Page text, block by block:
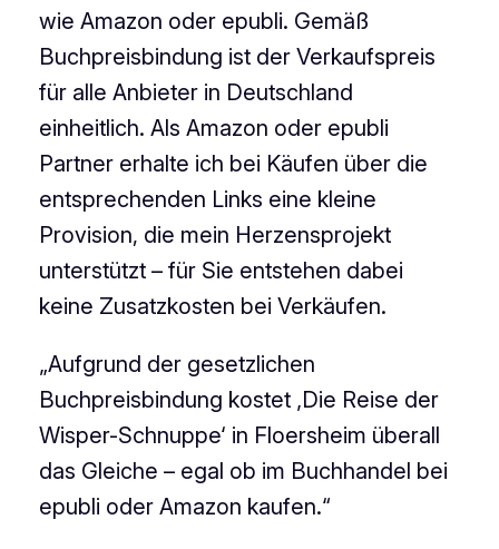
wie Amazon oder epubli. Gemäß
Buchpreisbindung ist der Verkaufspreis
für alle Anbieter in Deutschland
einheitlich. Als Amazon oder epubli
Partner erhalte ich bei Käufen über die
entsprechenden Links eine kleine
Provision, die mein Herzensprojekt
unterstützt – für Sie entstehen dabei
keine Zusatzkosten bei Verkäufen.
„Aufgrund der gesetzlichen
Buchpreisbindung kostet ‚Die Reise der
Wisper-Schnuppe‘ in Floersheim überall
das Gleiche – egal ob im Buchhandel bei
epubli oder Amazon kaufen.“